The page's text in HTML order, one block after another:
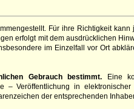
Für ihre Richtigkeit
erfolgt mit dem ausdrücklichen
im Einzelfall vor Ort
Gebrauch bestimmt. Eine
– Veröffentlichung in
der entsprechenden